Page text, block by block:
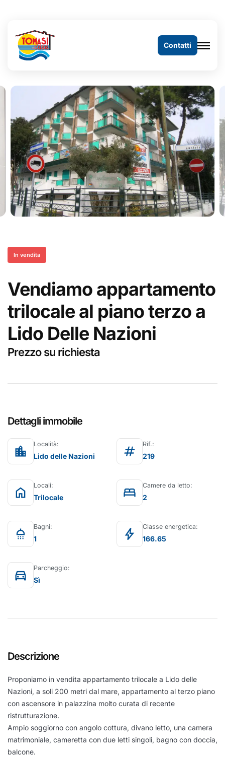
Contatti
In vendita
Vendiamo appartamento
trilocale al piano terzo a
Lido Delle Nazioni
Prezzo su richiesta
Dettagli immobile
location_city Località:
Lido delle Nazioni tag Rif.:
219
home Locali:
Trilocale bed Camere da letto:
2
shower Bagni:
1 bolt Classe energetica:
166.65
directions_car Parcheggio:
Sì
Descrizione
Proponiamo in vendita appartamento trilocale a Lido delle
Nazioni, a soli 200 metri dal mare, appartamento al terzo piano
con ascensore in palazzina molto curata di recente
ristrutturazione.
Ampio soggiorno con angolo cottura, divano letto, una camera
matrimoniale, cameretta con due letti singoli, bagno con doccia,
balcone.